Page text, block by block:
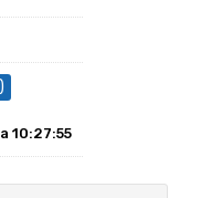
10:27:55